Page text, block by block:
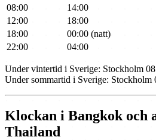
08:00
14:00
12:00
18:00
18:00
00:00 (natt)
22:00
04:00
Under vintertid i Sverige: Stockholm
Under sommartid i Sverige:
Klockan i Bangkok och
Thailand